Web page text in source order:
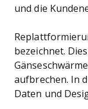
und die
bezeichnet.
aufbrechen. In
Daten und